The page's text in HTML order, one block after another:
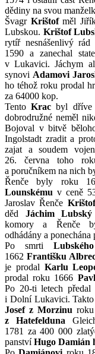
dědiny na svou
Švagr Krištofměl
Lubskou. Krištof
rytíř nesnášenlivý
1590 a zanechal
v Lukavici. Jáchym
synovi Adamovi
ho téhož roku prodal
za 64000 kop.
TentoKrac byl dříve
dobrodružné neměl
Bojoval v bitvě
Ingolstadt zradit a
zajat a soudem
26. června toho
a poručníkem na nich
Řenče byly roku
Lounskému v ceně
Jaroslav Řenče
děd Jáchim
komory a Řenče
odhádány a
Po smrti
1662Františku
je prodal Karlu
prodal roku 1666
Po 20-ti letech předal
i Dolní Lukavici. Takto
Josef z Morzinu
z Hatefelduna
1781 za 400 000
panstvíHugo Damián